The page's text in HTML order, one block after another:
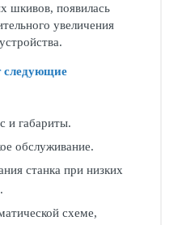
шкивов, появилась
увеличения
и габариты.
обслуживание.
станка при низких
схеме,